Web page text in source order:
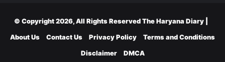
© Copyright 2026, All Rights ReservedThe Haryana Diary
About Us
Contact Us Privacy Policy
Terms and Conditions
Disclaimer
DMCA